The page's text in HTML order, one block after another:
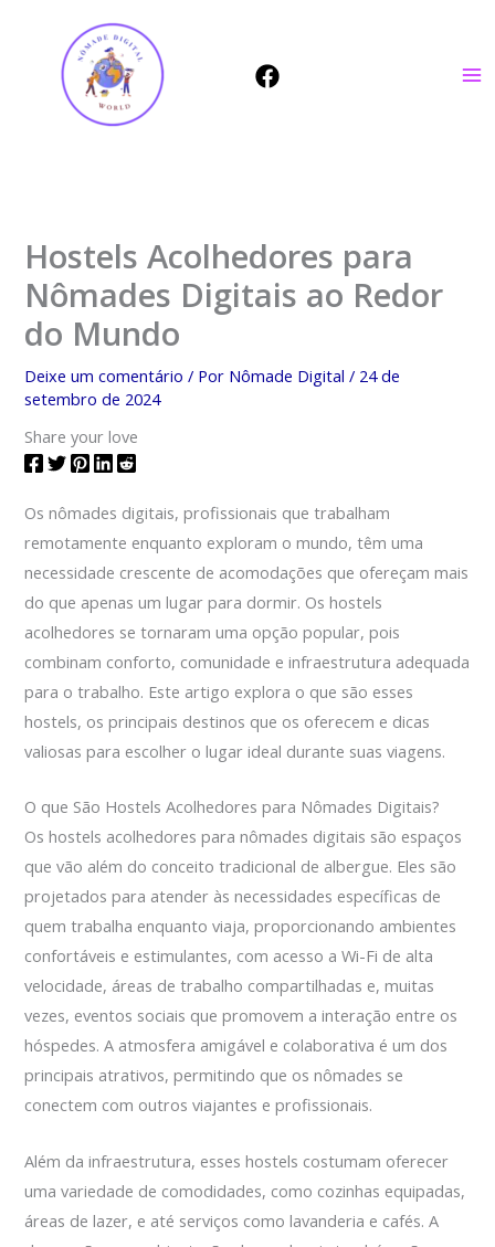
conteúdo
Hostels Acolhedores para
Nômades Digitais ao Redor
do Mundo
Deixe um comentário / Por Nômade Digital/ 24 de
setembro de 2024
Share your love
Os nômades digitais, profissionais que trabalham
remotamente enquanto exploram o mundo, têm uma
necessidade crescente de acomodações que ofereçam mais
do que apenas um lugar para dormir. Os hostels
acolhedores se tornaram uma opção popular, pois
combinam conforto, comunidade e infraestrutura adequada
para o trabalho. Este artigo explora o que são esses
hostels, os principais destinos que os oferecem e dicas
valiosas para escolher o lugar ideal durante suas viagens.
O que São Hostels Acolhedores para Nômades Digitais?
Os hostels acolhedores para nômades digitais são espaços
que vão além do conceito tradicional de albergue. Eles são
projetados para atender às necessidades específicas de
quem trabalha enquanto viaja, proporcionando ambientes
confortáveis e estimulantes, com acesso a Wi-Fi de alta
velocidade, áreas de trabalho compartilhadas e, muitas
vezes, eventos sociais que promovem a interação entre os
hóspedes. A atmosfera amigável e colaborativa é um dos
principais atrativos, permitindo que os nômades se
conectem com outros viajantes e profissionais.
Além da infraestrutura, esses hostels costumam oferecer
uma variedade de comodidades, como cozinhas equipadas,
áreas de lazer, e até serviços como lavanderia e cafés. A